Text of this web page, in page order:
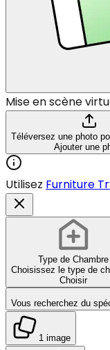
Mise en scène
Téléversez une photo
Ajouter une
Utilisez Furniture
Type de Chambre
Choisissez le type de
Choisir
Vous recherchez du
1 image